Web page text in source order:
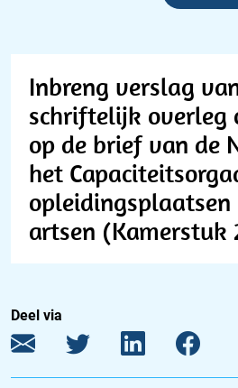
Inbreng verslag
schriftelijk overleg
op de brief van de
het
opleidingsplaatsen
artsen (Kamerstuk
Deel via